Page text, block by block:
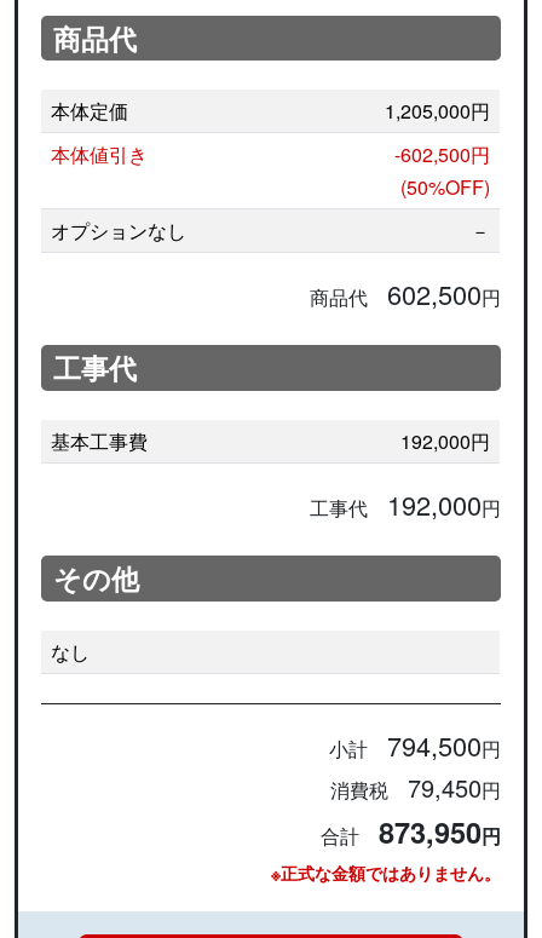
商品代
本体定価
1,205,000円
本体値引き
-602,500円
(50%OFF)
オプションなし
－
商品代 602,500円
工事代
基本工事費 192,000円
工事代 192,000円
その他
なし
小計 794,500円
消費税 79,450円
合計 873,950円
※正式な金額ではありません。